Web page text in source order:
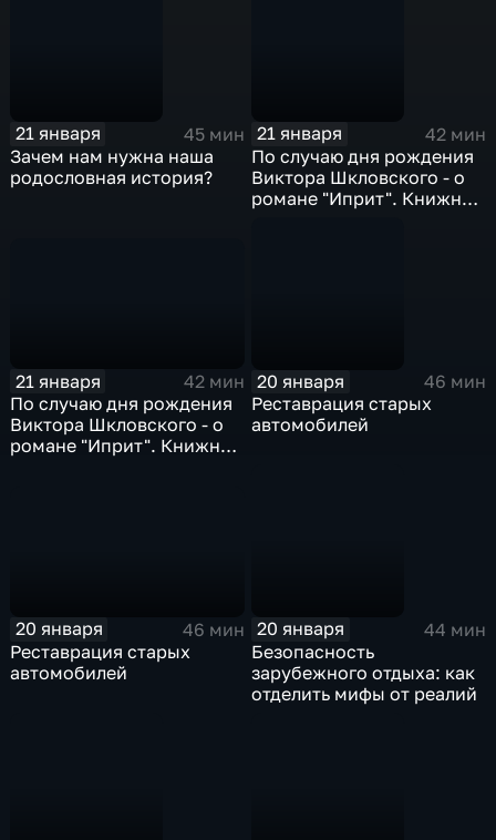
21 января
45 мин
Зачем нам нужна наша
родословная история?
21 января
42 мин
По случаю дня рождения
Виктора Шкловского - о
романе "Иприт". Книжная
21 января
42 мин
По случаю дня рождения
Виктора Шкловского - о
романе "Иприт". Книжная
20 января
46 мин
Реставрация старых
автомобилей
20 января
46 мин
Реставрация старых
автомобилей
20 января
44 мин
Безопасность
зарубежного отдыха: как
отделить мифы от реалий